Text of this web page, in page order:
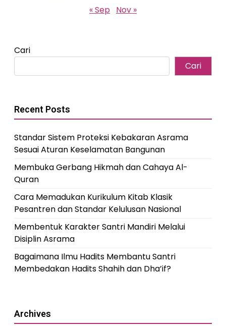
« Sep Nov »
Cari
Cari
Recent Posts
Standar Sistem Proteksi Kebakaran Asrama
Sesuai Aturan Keselamatan Bangunan
Membuka Gerbang Hikmah dan Cahaya Al-
Quran
Cara Memadukan Kurikulum Kitab Klasik
Pesantren dan Standar Kelulusan Nasional
Membentuk Karakter Santri Mandiri Melalui
Disiplin Asrama
Bagaimana Ilmu Hadits Membantu Santri
Membedakan Hadits Shahih dan Dha’if?
Archives